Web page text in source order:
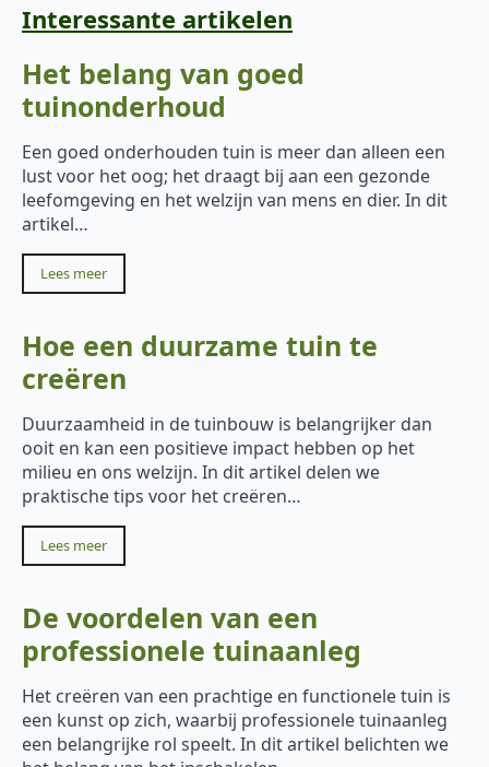
Interessante artikelen
Het belang van goed
tuinonderhoud
Een goed onderhouden tuin is meer dan alleen een
lust voor het oog; het draagt bij aan een gezonde
leefomgeving en het welzijn van mens en dier. In dit
artikel…
Lees meer
Hoe een duurzame tuin te
creëren
Duurzaamheid in de tuinbouw is belangrijker dan
ooit en kan een positieve impact hebben op het
milieu en ons welzijn. In dit artikel delen we
praktische tips voor het creëren…
Lees meer
De voordelen van een
professionele tuinaanleg
Het creëren van een prachtige en functionele tuin is
een kunst op zich, waarbij professionele tuinaanleg
een belangrijke rol speelt. In dit artikel belichten we